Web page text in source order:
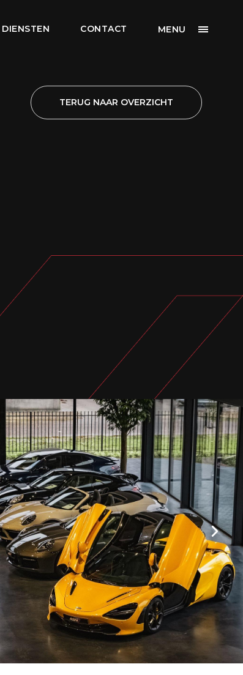
DIENSTEN CONTACT MENU
TERUG NAAR OVERZICHT